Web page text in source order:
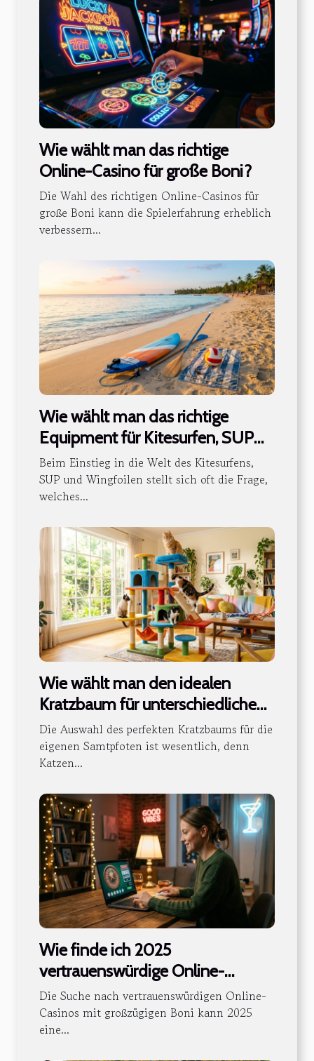
Wie wählt man das richtige
Online-Casino für große Boni?
Die Wahl des richtigen Online-Casinos für
große Boni kann die Spielerfahrung erheblich
verbessern...
Wie wählt man das richtige
Equipment für Kitesurfen, SUP
und Wingfoilen aus?
Beim Einstieg in die Welt des Kitesurfens,
SUP und Wingfoilen stellt sich oft die Frage,
welches...
Wie wählt man den idealen
Kratzbaum für unterschiedliche
Katzencharaktere?
Die Auswahl des perfekten Kratzbaums für die
eigenen Samtpfoten ist wesentlich, denn
Katzen...
Wie finde ich 2025
vertrauenswürdige Online-
Casinos mit großzügigen Boni?
Die Suche nach vertrauenswürdigen Online-
Casinos mit großzügigen Boni kann 2025
eine...